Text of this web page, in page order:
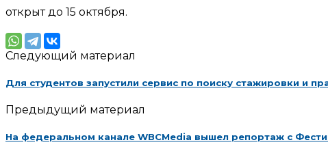
открыт до 15 октября.
Следующий материал
Для студентов запустили сервис по поиску стажировки и
Предыдущий материал
На федеральном канале WBCMedia вышел репортаж с